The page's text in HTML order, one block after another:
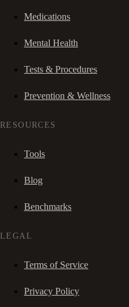
Medications
Mental Health
Tests & Procedures
Prevention & Wellness
RESOURCES
Tools
Blog
Benchmarks
LEGAL
Terms of Service
Privacy Policy